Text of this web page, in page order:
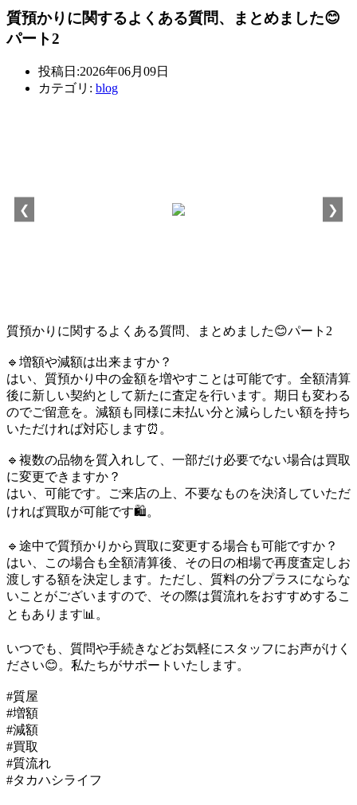
質預かりに関するよくある質問、まとめました😊
パート2
投稿日:2026年06月09日
カテゴリ: blog
❮ ❯
質預かりに関するよくある質問、まとめました😊パート2
🔹増額や減額は出来ますか？
はい、質預かり中の金額を増やすことは可能です。全額清算
後に新しい契約として新たに査定を行います。期日も変わる
のでご留意を。減額も同様に未払い分と減らしたい額を持ち
いただければ対応します⏰。
🔹複数の品物を質入れして、一部だけ必要でない場合は買取
に変更できますか？
はい、可能です。ご来店の上、不要なものを決済していただ
ければ買取が可能です🛍️。
🔹途中で質預かりから買取に変更する場合も可能ですか？
はい、この場合も全額清算後、その日の相場で再度査定しお
渡しする額を決定します。ただし、質料の分プラスにならな
いことがございますので、その際は質流れをおすすめするこ
ともあります📊。
いつでも、質問や手続きなどお気軽にスタッフにお声がけく
ださい😊。私たちがサポートいたします。
#質屋
#増額
#減額
#買取
#質流れ
#タカハシライフ